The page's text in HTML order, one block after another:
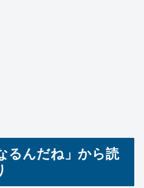
るんだね」から読